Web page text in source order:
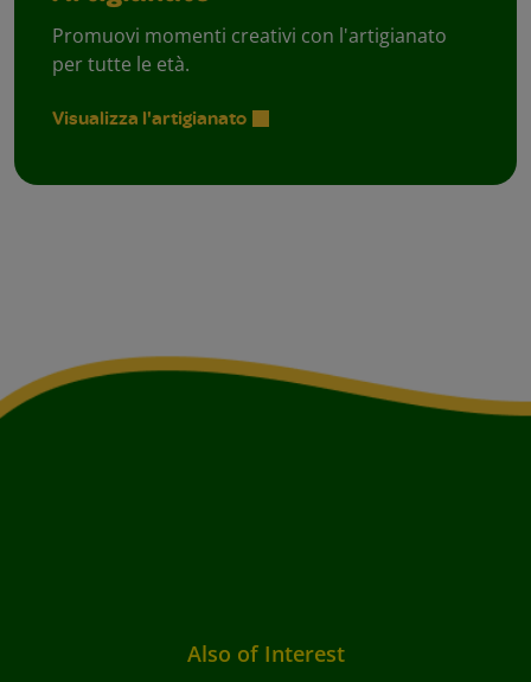
Promuovi momenti creativi con l'artigianato
per tutte le età.
Visualizza l'artigianato
Also of Interest